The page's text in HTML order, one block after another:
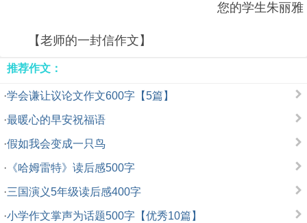
您的学生朱丽雅
【老师的一封信作文】
推荐作文：
·学会谦让议论文作文600字【5篇】
·最暖心的早安祝福语
·假如我会变成一只鸟
· 《哈姆雷特》读后感500字
·三国演义5年级读后感400字
·小学作文掌声为话题500字【优秀10篇】